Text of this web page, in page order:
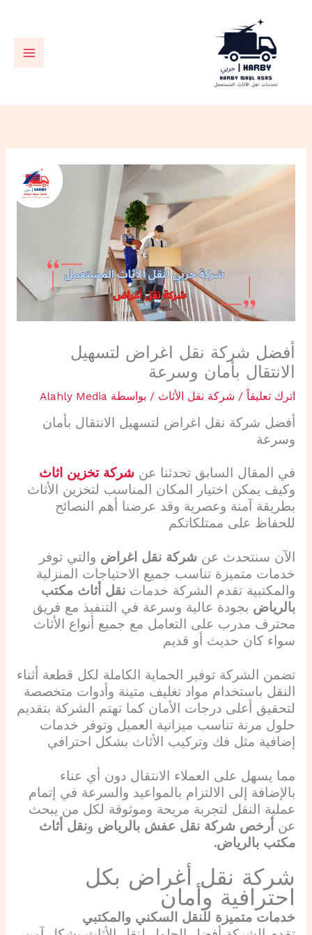
أفضل شركة نقل اغراض لتسهيل
الانتقال بأمان وسرعة
اترك تعليقاً / شركة نقل الأثاث / بواسطة Alahly Media
أفضل شركة نقل اغراض لتسهيل الانتقال بأمان
وسرعة
في المقال السابق تحدثنا عن شركة تخزين اثاث
وكيف يمكن اختيار المكان المناسب لتخزين الأثاث
بطريقة آمنة وعصرية وقد عرضنا أهم النصائح
للحفاظ على ممتلكاتكم
الآن سنتحدث عن شركة نقل اغراض والتي توفر
خدمات متميزة تناسب جميع الاحتياجات المنزلية
والمكتبية تقدم الشركة خدمات نقل أثاث مكتب
بالرياض بجودة عالية وسرعة في التنفيذ مع فريق
محترف مدرب على التعامل مع جميع أنواع الأثاث
سواء كان حديث أو قديم
تضمن الشركة توفير الحماية الكاملة لكل قطعة أثناء
النقل باستخدام مواد تغليف متينة وأدوات متخصصة
لتحقيق أعلى درجات الأمان كما تهتم الشركة بتقديم
حلول مرنة تناسب ميزانية العميل وتوفر خدمات
إضافية مثل فك وتركيب الأثاث بشكل احترافي
مما يسهل على العملاء الانتقال دون أي عناء
بالإضافة إلى الالتزام بالمواعيد والسرعة في إتمام
عملية النقل لتجربة مريحة وموثوقة لكل من يبحث
عن أرخص شركة نقل عفش بالرياض ونقل أثاث
مكتب بالرياض.
شركة نقل أغراض بكل
احترافية وأمان
خدمات متميزة للنقل السكني والمكتبي